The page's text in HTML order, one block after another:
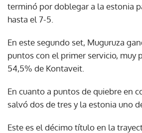
terminó por doblegar a la estonia
hasta el 7-5.
En este segundo set, Muguruza
puntos con el primer servicio, muy
54,5% de Kontaveit.
En cuanto a puntos de quiebre en
salvó dos de tres y la estonia uno
Este es el décimo título en la